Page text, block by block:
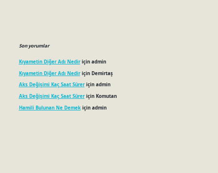
Son yorumlar
Kıyametin Diğer Adı Nediriçin admin
Kıyametin Diğer Adı Nediriçin Demirtaş
Aks Değişimi Kaç Saat Süreriçin admin
Aks Değişimi Kaç Saat Süreriçin Komutan
Hamili Bulunan Ne Demekiçin admin